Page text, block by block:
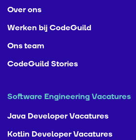
Over ons
Werken bij CodeGuild
Ons team
CodeGuild Stories
Software Engineering Vacatures
Java Developer Vacatures
Kotlin Developer Vacatures